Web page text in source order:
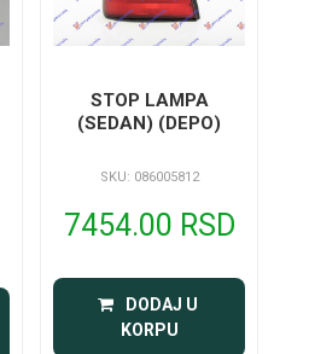
STOP LAMPA
(SEDAN) (DEPO)
SKU: 086005812
7454.00 RSD
DODAJ U
KORPU